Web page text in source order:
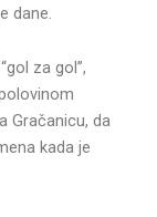
dane.
za gol”,
Gračanicu, da
kada je